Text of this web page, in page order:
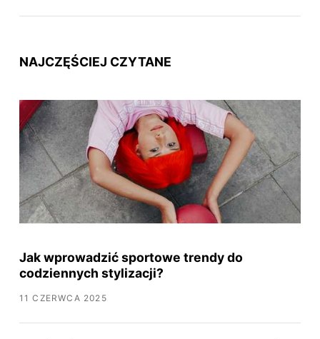
NAJCZĘŚCIEJ CZYTANE
Jak wprowadzić sportowe trendy do
codziennych stylizacji?
11 CZERWCA 2025